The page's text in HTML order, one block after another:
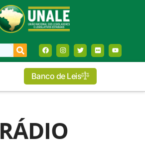
Banco de Leis
RÁDIO